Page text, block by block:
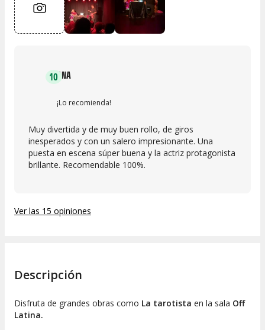
10ANA
¡Lo recomienda!
Muy divertida y de muy buen rollo, de giros
inesperados y con un salero impresionante. Una
puesta en escena súper buena y la actriz protagonista
brillante. Recomendable 100%.
Ver las 15 opiniones
Descripción
Disfruta de grandes obras como La tarotista en la sala Off
Latina.